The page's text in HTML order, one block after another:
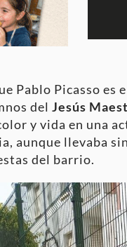
Pablo Picasso
del Jesús
y vida en una
aunque llevaba
del barrio.